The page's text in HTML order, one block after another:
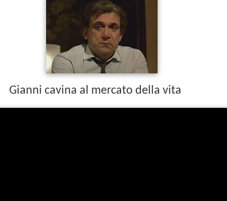
Gianni cavina al mercato della vita